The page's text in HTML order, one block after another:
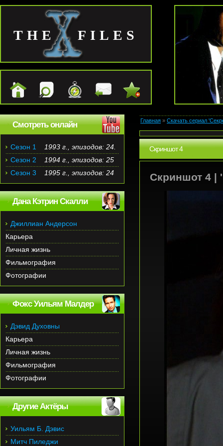
THE FILES
Главная » Скачать сериал
Скриншот 4
Скриншот 4 |
Смотреть онлайн
Сезон 1
1993 г., эпизодов: 24.
Сезон 2
1994 г., эпизодов: 25
Сезон 3
1995 г., эпизодов: 24
Дана Кэтрин Скалли
Джиллиан Андерсон
Карьера
Личная жизнь
Фильмография
Фотографии
Фокс Уильям Малдер
Дэвид Духовны
Карьера
Личная жизнь
Фильмография
Фотографии
Другие Актёры
Уильям Б. Дэвис
Митч Пиледжи